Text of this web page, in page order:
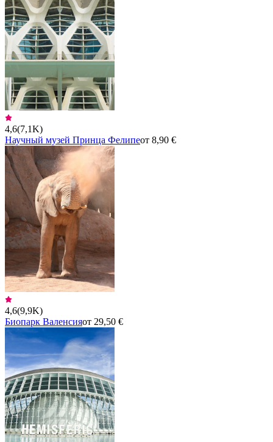
4,6(7,1K)
Научный музей Принца Фелипеот 8,90 €
4,6(9,9K)
Биопарк Валенсияот 29,50 €